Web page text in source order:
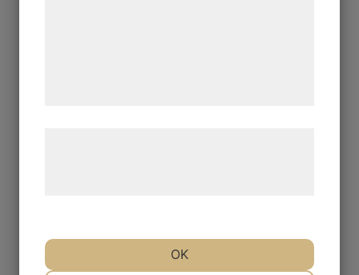
Optimer dit energiforbrug med en erfaren energirådgiver
OK